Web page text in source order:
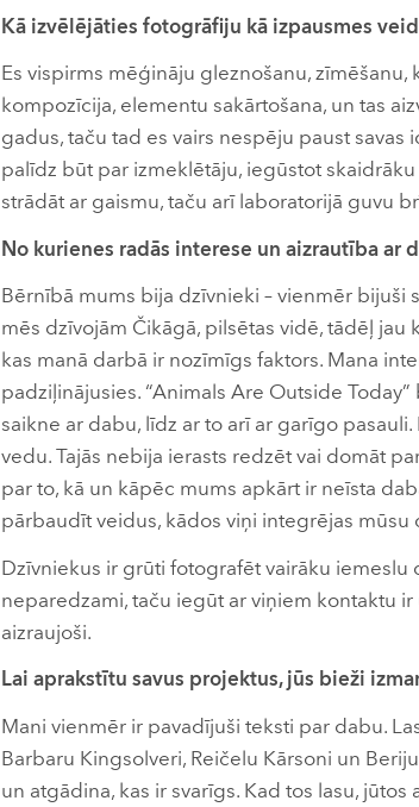
Kā izvēlējāties fotogrāfiju kā izpausmes
Es vispirms mēģināju gleznošanu,
kompozīcija, elementu sakārtošana, un tas
gadus, taču tad es vairs nespēju paust savas
palīdz būt par izmeklētāju, iegūstot
strādāt ar gaismu, taču arī laboratorijā guvu
No kurienes radās interese un aizrautība ar
Bērnībā mums bija dzīvnieki – vienmēr bijuši
mēs dzīvojām Čikāgā, pilsētas vidē, tādēļ
kas manā darbā ir nozīmīgs faktors. Mana
padziļinājusies. “Animals Are Outside
saikne ar dabu, līdz ar to arī ar garīgo
vedu. Tajās nebija ierasts redzēt vai domāt
par to, kā un kāpēc mums apkārt ir neīsta
pārbaudīt veidus, kādos viņi integrējas mūsu
Dzīvniekus ir grūti fotografēt vairāku
neparedzami, taču iegūt ar viņiem kontaktu
aizraujoši.
Lai aprakstītu savus projektus, jūs bieži
Mani vienmēr ir pavadījuši teksti par dabu.
Barbaru Kingsolveri, Reičelu Kārsoni un
un atgādina, kas ir svarīgs. Kad tos lasu,